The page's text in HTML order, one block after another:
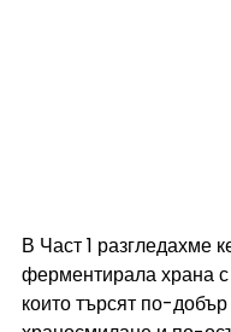
В Част 1 разгледахме
ферментирала храна
които търсят по-